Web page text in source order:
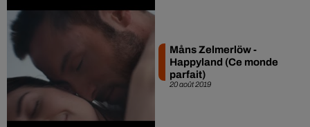
20 août 2019
Måns Zelmerlöw -
Happyland (Ce monde
parfait)